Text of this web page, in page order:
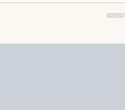
ve hatalı sonuçlara yol
odaklı ama tıbbi doğruluğu